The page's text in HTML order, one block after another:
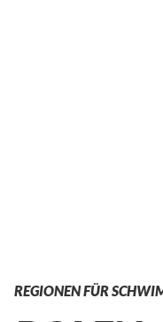
REGIONEN FÜR